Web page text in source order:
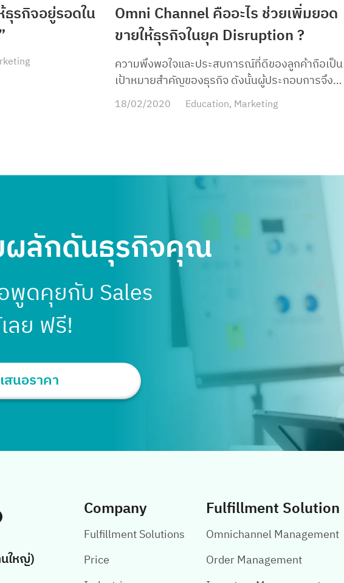
ธุรกิจอยู่รอดใน
Omni Channel คืออะไร ช่วยเพิ่มยอด
ขายให้ธุรกิจในยุค Disruption ?
ความพึงพอใจและประสบการณ์ที่ดีของลูกค้าถือเป็น
เป้าหมายสำคัญของธุรกิจ ดังนั้นผู้ประกอบการจึง
ต้องงัดเอากลยุทธ์ต่าง ๆ มาเพื่อดึงดูดความสนใจ
ของลูกค้า และหัวใจสำคัญที่อยู่ในทุกขั้นตอนของการ
หวังการให้บริการแบบเรียลไทม์ ผ่านช่องทางที่หลาก
และการขายหน้าร้าน หรือที่เรียกว่าออฟไลน์นั้น จึงมี
ความสำคัญไม่แพ้กัน นี่จึงทำให้เกิดการตลาดแบบ
ผสมผสานที่เรียกว่า Omni Channel Marketing ที่
เป็นการผสมผสานทั้งสองช่องทางในการสื่อสารกับ
ลูกค้า และเข้าถึงกลุ่มเป้าหมายได้อย่างมีประสิทธิภาพ
มากยิ่งขึ้น อีกทั้งยังเป็นการบันทึกข้อมูลลูกค้าไว้ที่
ระบบกลางเพื่อเพิ่มโอกาสทางการขายต่อไป แล้ว
Omni Channel คืออะไร? Omni มาจากรากศัพท์ลาติ
นว่า Omnibus ซึ่งหมายถึง For All หรือ ทั้งหมด ใน
แง่ของ E-commerce คำว่า “Omni Channel” คือ
ช่องทางการสื่อสารและบริการลูกค้าที่หลากหลาย
และเชื่อมโยงกันให้เป็นหนึ่งเดียวทั้งแบบออฟไลน์และ
ออนไลน์ ซึ่งช่วยในการเก็บรวบรวมข้อมูลของลูกค้า
ทั้งหมดเอาไว้ เพื่อทำให้การเข้าถึงข้อมูลลูกค้าเป็นไป
ร้านให้ไปทำการซื้อ-ขายกันในช่องทางออนไลน์ได้เช่น
ของลูกค้าได้เป็นอย่างดี เพิ่มความสะดวกให้สามารถ
เข้าถึงการซื้อขายได้อย่างครอบคลุม โดยในปัจจุบัน
18/02/2020 Education, Marketing
ผลักดันธุรกิจคุณ
พูดคุยกับ Sales
ลย ฟรี!
สนอราคา
ใหญ่)
Company
Fulfillment Solutions
Price
Fulfillment Solution
Omnichannel Management
Order Management